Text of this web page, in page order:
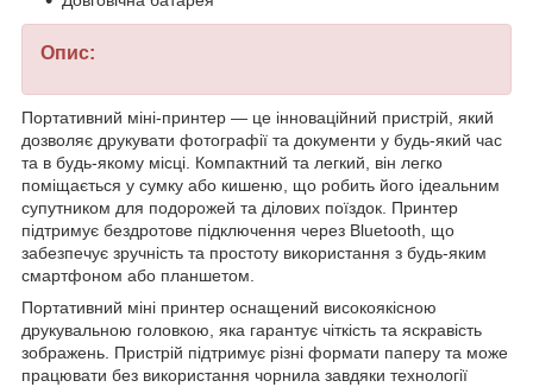
Опис:
Портативний міні-принтер — це інноваційний пристрій, який
дозволяє друкувати фотографії та документи у будь-який час
та в будь-якому місці. Компактний та легкий, він легко
поміщається у сумку або кишеню, що робить його ідеальним
супутником для подорожей та ділових поїздок. Принтер
підтримує бездротове підключення через Bluetooth, що
забезпечує зручність та простоту використання з будь-яким
смартфоном або планшетом.
Портативний міні принтер оснащений високоякісною
друкувальною головкою, яка гарантує чіткість та яскравість
зображень. Пристрій підтримує різні формати паперу та може
працювати без використання чорнила завдяки технології